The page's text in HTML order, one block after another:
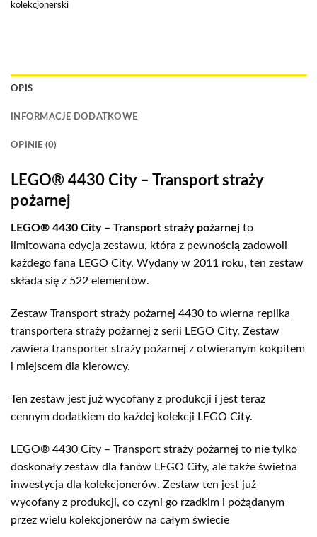
kolekcjonerski
OPIS
INFORMACJE DODATKOWE
OPINIE (0)
LEGO® 4430 City – Transport straży
pożarnej
LEGO® 4430 City – Transport straży pożarnej to
limitowana edycja zestawu, która z pewnością zadowoli
każdego fana LEGO City. Wydany w 2011 roku, ten zestaw
składa się z 522 elementów.
Zestaw Transport straży pożarnej 4430 to wierna replika
transportera straży pożarnej z serii LEGO City. Zestaw
zawiera transporter straży pożarnej z otwieranym kokpitem
i miejscem dla kierowcy.
Ten zestaw jest już wycofany z produkcji i jest teraz
cennym dodatkiem do każdej kolekcji LEGO City.
LEGO® 4430 City – Transport straży pożarnej to nie tylko
doskonały zestaw dla fanów LEGO City, ale także świetna
inwestycja dla kolekcjonerów. Zestaw ten jest już
wycofany z produkcji, co czyni go rzadkim i pożądanym
przez wielu kolekcjonerów na całym świecie